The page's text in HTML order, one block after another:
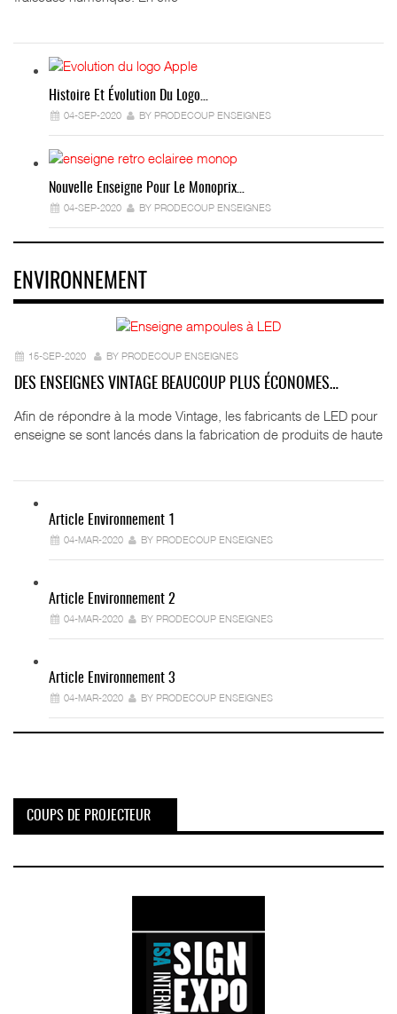
Histoire Et Évolution Du Logo…
04-SEP-2020 BY PRODECOUP ENSEIGNES
Nouvelle Enseigne Pour Le Monoprix…
04-SEP-2020 BY PRODECOUP ENSEIGNES
ENVIRONNEMENT
15-SEP-2020 BY PRODECOUP ENSEIGNES
DES ENSEIGNES VINTAGE BEAUCOUP PLUS ÉCONOMES…
Afin de répondre à la mode Vintage, les fabricants de LED pour
enseigne se sont lancés dans la fabrication de produits de haute
Article Environnement 1
04-MAR-2020 BY PRODECOUP ENSEIGNES
Article Environnement 2
04-MAR-2020 BY PRODECOUP ENSEIGNES
Article Environnement 3
04-MAR-2020 BY PRODECOUP ENSEIGNES
COUPS DE PROJECTEUR